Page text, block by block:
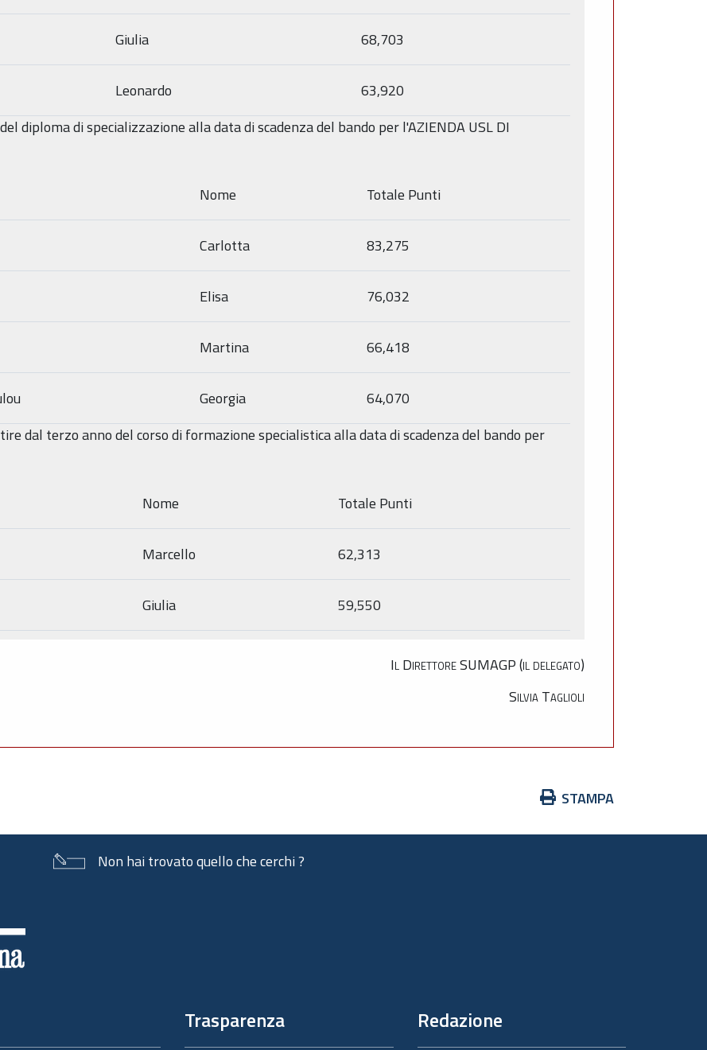
Giulia 68,703
Leonardo
63,920
diploma di specializzazione alla data di scadenza del bando per l'AZIENDA USL DI
Nome Totale Punti
Carlotta 83,275
Elisa 76,032
Martina 66,418
Georgia
64,070
dal terzo anno del corso di formazione specialistica alla data di scadenza del bando per
Nome Totale Punti
Marcello 62,313
Giulia 59,550
Il Direttore SUMAGP (il delegato)
Silvia Taglioli
Azioni
documento
STAMPA
Non hai trovato quello che cerchi ?
Trasparenza Redazione